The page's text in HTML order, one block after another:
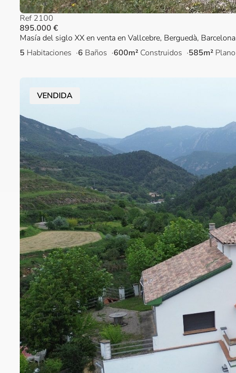
Ref 2100
895.000 €
Masía del siglo XX en venta en Vallcebre, Berguedà, Barcelona
5 Habitaciones 6 Baños 600m² Construidos 585m² Plano
VENDIDA